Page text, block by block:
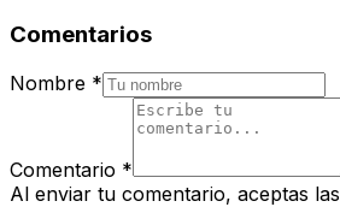
Comentarios
Nombre *
Comentario *
Al enviar tu comentario, aceptas las